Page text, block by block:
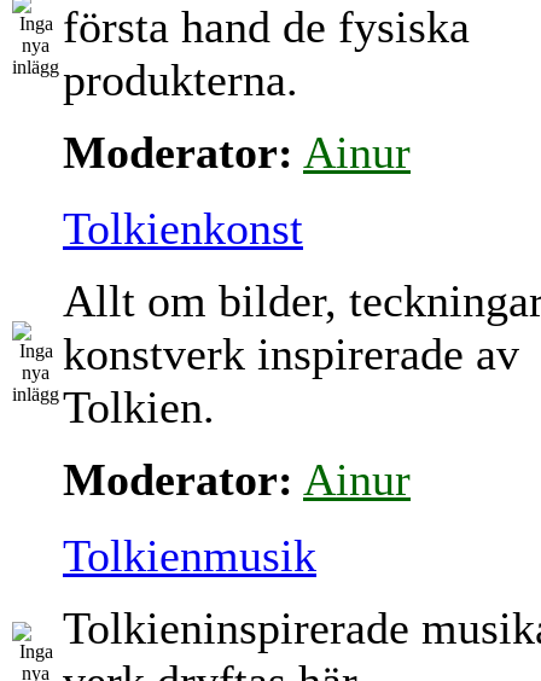
första hand de fysiska
produkterna.
Moderator: Ainur
Tolkienkonst
Allt om bilder,
konstverk inspirerade av
Tolkien.
Moderator: Ainur
Tolkienmusik
Tolkieninspirerade